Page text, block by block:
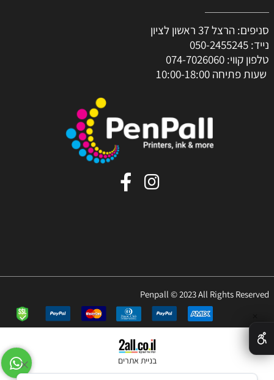
סניפים: הרצל 37 ראשון לציון
נייד: 050-2455245
טלפון קווי: 074-7026060
שעות פתיחה 10:00-18:00
Penpall © 2023 All Rights Reserved
בניית אתרים